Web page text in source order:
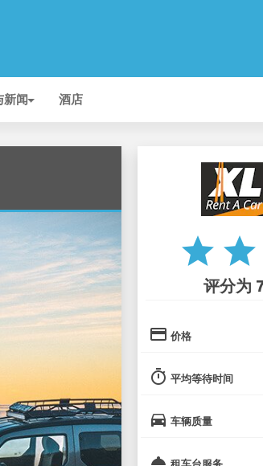
新闻 酒店
star star
评分为
credit_card 价格
timer 平均等待时间
directions_car 车辆质量
room_service 租车台服务